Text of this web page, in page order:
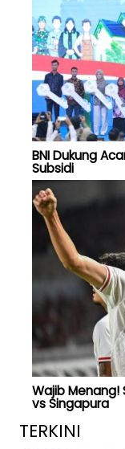
BNI Dukung
Subsidi
Wajib
vs Singapura
TERKINI